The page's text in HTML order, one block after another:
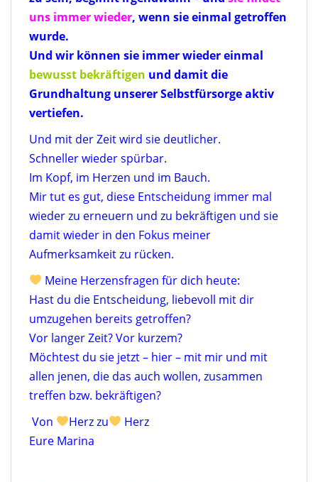
uns immer wieder, wenn sie einmal getroffen
wurde.
Und wir können sie immer wieder einmal
bewusst bekräftigen und damit die
Grundhaltung unserer Selbstfürsorge aktiv
vertiefen.
Und mit der Zeit wird sie deutlicher.
Schneller wieder spürbar.
Im Kopf, im Herzen und im Bauch.
Mir tut es gut, diese Entscheidung immer mal
wieder zu erneuern und zu bekräftigen und sie
damit wieder in den Fokus meiner
Aufmerksamkeit zu rücken.
Meine Herzensfragen für dich heute:
Hast du die Entscheidung, liebevoll mit dir
umzugehen bereits getroffen?
Vor langer Zeit? Vor kurzem?
Möchtest du sie jetzt – hier – mit mir und mit
allen jenen, die das auch wollen, zusammen
treffen bzw. bekräftigen?
Von
Herz zu
Herz
Eure Marina